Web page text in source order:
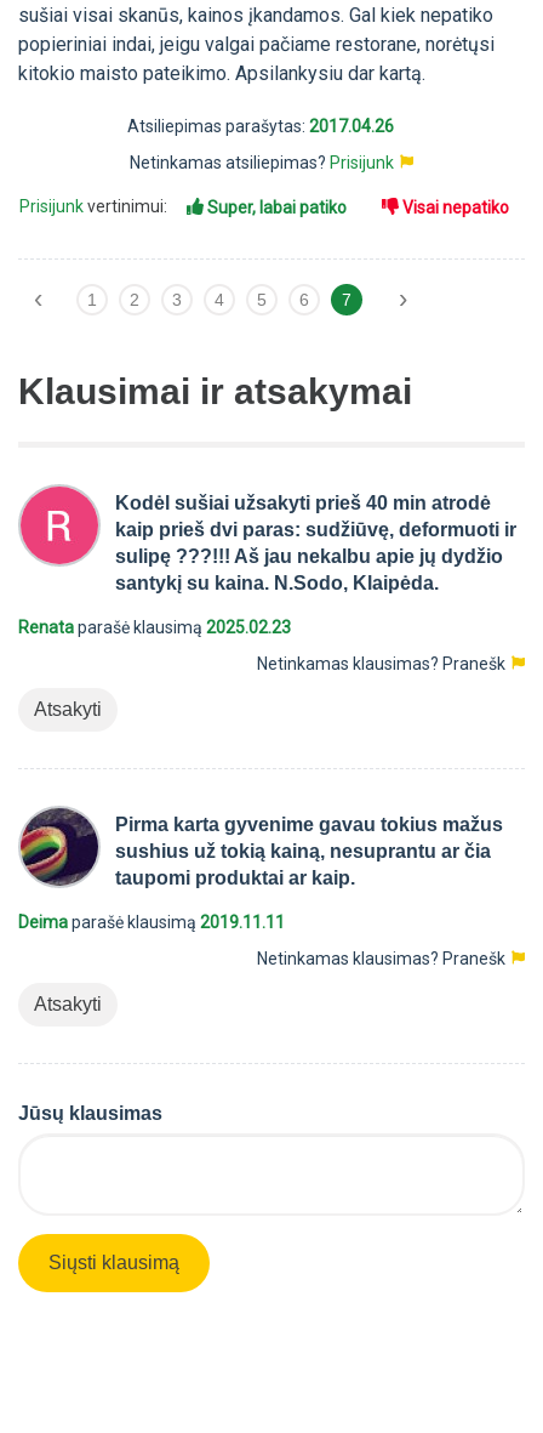
sušiai visai skanūs, kainos įkandamos. Gal kiek nepatiko
popieriniai indai, jeigu valgai pačiame restorane, norėtųsi
kitokio maisto pateikimo. Apsilankysiu dar kartą.
Atsiliepimas parašytas: 2017.04.26
Netinkamas atsiliepimas? Prisijunk
Prisijunkvertinimui: Super, labai patiko Visai nepatiko
‹ 1 2 3 4 5 6 7 ›
Klausimai ir atsakymai
Kodėl sušiai užsakyti prieš 40 min atrodė
kaip prieš dvi paras: sudžiūvę, deformuoti ir
sulipę ???!!! Aš jau nekalbu apie jų dydžio
santykį su kaina. N.Sodo, Klaipėda.
Renataparašė klausimą 2025.02.23
Netinkamas klausimas? Pranešk
Atsakyti
Pirma karta gyvenime gavau tokius mažus
sushius už tokią kainą, nesuprantu ar čia
taupomi produktai ar kaip.
Deimaparašė klausimą 2019.11.11
Netinkamas klausimas? Pranešk
Atsakyti
Jūsų klausimas